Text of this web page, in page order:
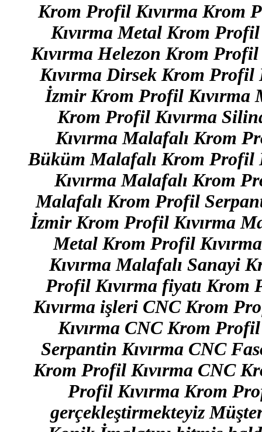
Krom Profil Kıvırma Krom
Kıvırma Metal Krom
Kıvırma Helezon Krom
Kıvırma Dirsek Krom Profil
İzmir Krom Profil Kıvırma
Krom Profil Kıvırma
Kıvırma Malafalı Krom
Büküm Malafalı Krom Profil
Kıvırma Malafalı Krom
Malafalı Krom Profil
İzmir Krom Profil Kıvırma
Metal Krom Profil
Kıvırma Malafalı Sanayi
Profil Kıvırma fiyatı
Kıvırma işleri CNC Krom
Kıvırma CNC Krom
Serpantin Kıvırma CNC
Krom Profil Kıvırma CNC
Profil Kıvırma Krom
gerçekleştirmekteyiz